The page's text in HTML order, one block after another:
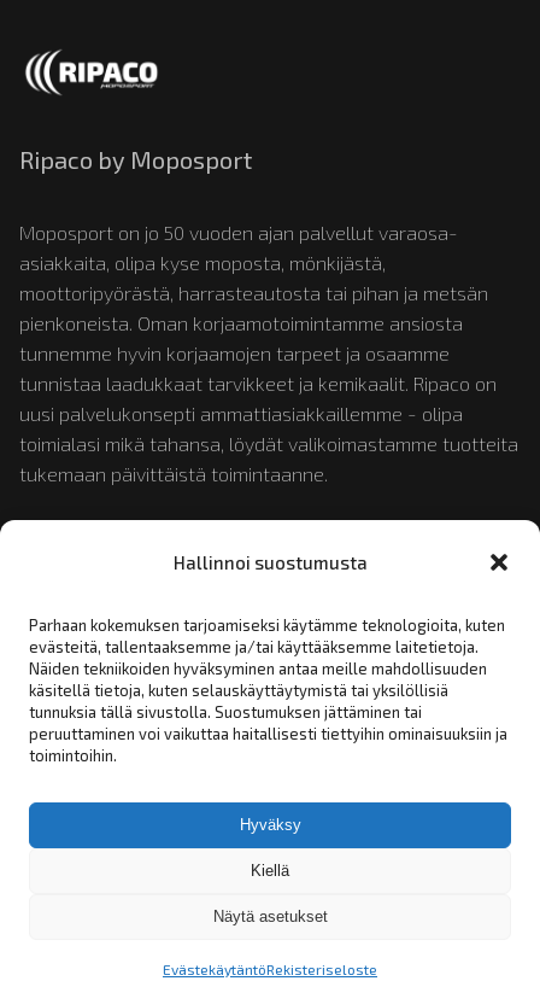
Hallinnoi suostumusta
Parhaan kokemuksen tarjoamiseksi käytämme teknologioita, kuten
evästeitä, tallentaaksemme ja/tai käyttääksemme laitetietoja.
Näiden tekniikoiden hyväksyminen antaa meille mahdollisuuden
käsitellä tietoja, kuten selauskäyttäytymistä tai yksilöllisiä
tunnuksia tällä sivustolla. Suostumuksen jättäminen tai
peruuttaminen voi vaikuttaa haitallisesti tiettyihin ominaisuuksiin ja
toimintoihin.
Hyväksy
Kiellä
Näytä asetukset
EvästekäytäntöRekisteriseloste
Ripaco by Moposport
Moposport on jo 50 vuoden ajan palvellut varaosa-
asiakkaita, olipa kyse moposta, mönkijästä,
moottoripyörästä, harrasteautosta tai pihan ja metsän
pienkoneista. Oman korjaamotoimintamme ansiosta
tunnemme hyvin korjaamojen tarpeet ja osaamme
tunnistaa laadukkaat tarvikkeet ja kemikaalit. Ripaco on
uusi palvelukonsepti ammattiasiakkaillemme - olipa
toimialasi mikä tahansa, löydät valikoimastamme tuotteita
tukemaan päivittäistä toimintaanne.
Linkit:
Yhteystiedot
Rekisteriseloste
Tilaus- toimitus- ja myyntiehdot
Asiakashakemus